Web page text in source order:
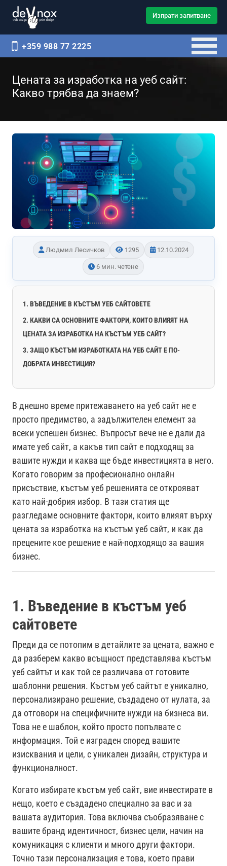
Изпрати запитване
+359 988 77 2225
Цената за изработка на уеб сайт:
Какво трябва да знаем?
Людмил Лесичков 1295 12.10.2024
6 мин. четене
1. ВЪВЕДЕНИЕ В КЪСТЪМ УЕБ САЙТОВЕТЕ
2. КАКВИ СА ОСНОВНИТЕ ФАКТОРИ, КОИТО ВЛИЯЯТ НА
ЦЕНАТА ЗА ИЗРАБОТКА НА КЪСТЪМ УЕБ САЙТ?
3. ЗАЩО КЪСТЪМ ИЗРАБОТКАТА НА УЕБ САЙТ Е ПО-
ДОБРАТА ИНВЕСТИЦИЯ?
В днешно време притежаването на уеб сайт не е
просто предимство, а задължителен елемент за
всеки успешен бизнес. Въпросът вече не е дали да
имате уеб сайт, а какъв тип сайт е подходящ за
вашите нужди и каква ще бъде инвестицията в него.
Когато говорим за професионално онлайн
присъствие, къстъм уеб решенията се открояват
като най-добрия избор. В тази статия ще
разгледаме основните фактори, които влияят върху
цената за изработка на къстъм уеб сайт, и как да
прецените кое решение е най-подходящо за вашия
бизнес.
1. Въведение в къстъм уеб
сайтовете
Преди да се потопим в детайлите за цената, важно е
да разберем какво всъщност представлява къстъм
уеб сайтът и как той се различава от готовите
шаблонни решения. Къстъм уеб сайтът е уникално,
персонализирано решение, създадено от нулата, за
да отговори на специфичните нужди на бизнеса ви.
Това не е шаблон, който просто попълвате с
информация. Той е изграден според вашите
изисквания и цели, с уникален дизайн, структура и
функционалност.
Когато избирате къстъм уеб сайт, вие инвестирате в
нещо, което е създадено специално за вас и за
вашата аудитория. Това включва съобразяване с
вашите бранд идентичност, бизнес цели, начин на
комуникация с клиенти и много други фактори.
Точно тази персонализация е това, което прави